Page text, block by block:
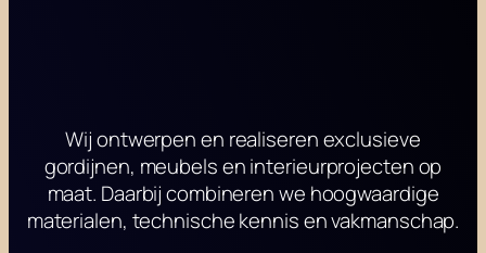
Wij ontwerpen en realiseren exclusieve
gordijnen, meubels en interieurprojecten op
maat. Daarbij combineren we hoogwaardige
materialen, technische kennis en vakmanschap.